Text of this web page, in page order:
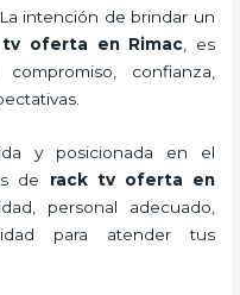
intención de brindar un
tv oferta en Rimac , es
confianza,
y posicionada en el
de rack tv oferta en
personal adecuado,
para atender tus